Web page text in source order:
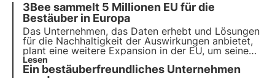
3Bee sammelt 5 Millionen EU für die
Bestäuber in Europa
Das Unternehmen, das Daten erhebt und Lösungen
für die Nachhaltigkeit der Auswirkungen anbietet,
plant eine weitere Expansion in der EU, um seine
Kapazität zu vervielfachen:
geschützter Bestäuber im Jahr 2022 auf 10
Lesen
Ein bestäuberfreundliches Unternehmen